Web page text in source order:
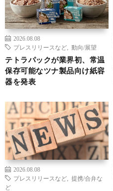
2026.08.08
プレスリリースなど
動向/展望
テトラパックが業界初、常温
保存可能なツナ製品向け紙容
器を発表
2026.08.08
プレスリリースなど
提携/合弁な
ど